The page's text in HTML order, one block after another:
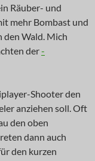
Räuber- und
mehr Bombast und
den Wald. Mich
der-
Shooter den
anziehen soll. Oft
den oben
dann auch
den kurzen